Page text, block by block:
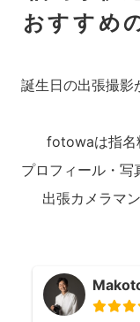
おすすめ
誕生日の出張撮影
fotowaは指名
プロフィール・写
出張カメラマ